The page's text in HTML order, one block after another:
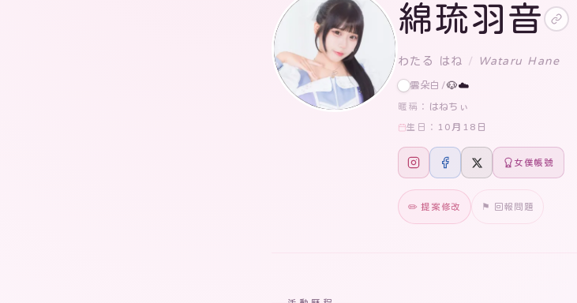
綿琉羽音
わたる はね / Wataru Hane
雲朵白 /🐶☁️
暱稱： はねちぃ
生日： 10月18日
女僕帳號
✏️ 提案修改 ⚑ 回報問題